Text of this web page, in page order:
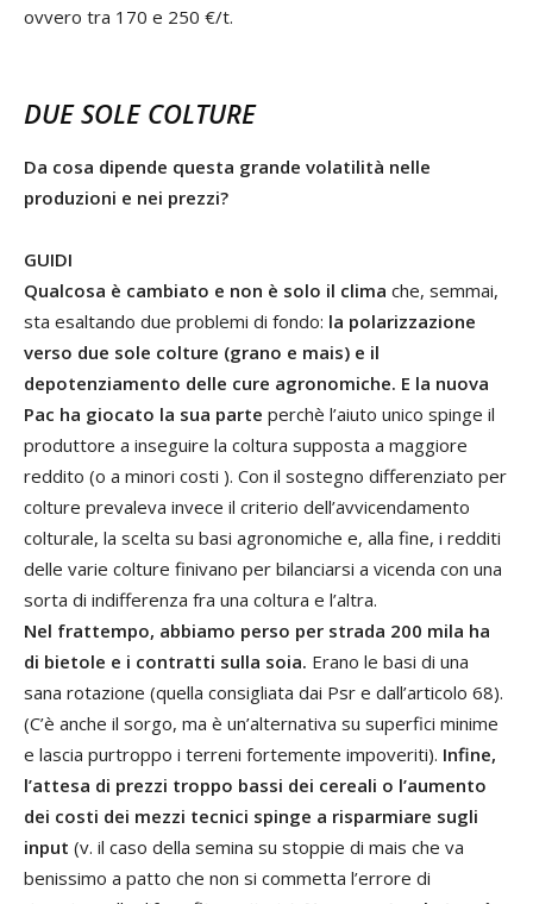
ovvero tra 170 e 250 €/t.
DUE SOLE COLTURE
Da cosa dipende questa grande volatilità nelle
produzioni e nei prezzi?
GUIDI
Qualcosa è cambiato e non è solo il clima che, semmai,
sta esaltando due problemi di fondo: la polarizzazione
verso due sole colture (grano e mais) e il
depotenziamento delle cure agronomiche. E la nuova
Pac ha giocato la sua parte perchè l’aiuto unico spinge il
produttore a inseguire la coltura supposta a maggiore
reddito (o a minori costi ). Con il sostegno differenziato per
colture prevaleva invece il criterio dell’avvicendamento
colturale, la scelta su basi agronomiche e, alla fine, i redditi
delle varie colture finivano per bilanciarsi a vicenda con una
sorta di indifferenza fra una coltura e l’altra.
Nel frattempo, abbiamo perso per strada 200 mila ha
di bietole e i contratti sulla soia. Erano le basi di una
sana rotazione (quella consigliata dai Psr e dall’articolo 68).
(C’è anche il sorgo, ma è un’alternativa su superfici minime
e lascia purtroppo i terreni fortemente impoveriti). Infine,
l’attesa di prezzi troppo bassi dei cereali o l’aumento
dei costi dei mezzi tecnici spinge a risparmiare sugli
input (v. il caso della semina su stoppie di mais che va
benissimo a patto che non si commetta l’errore di